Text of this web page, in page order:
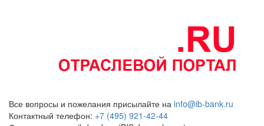
Все вопросы и пожелания присылайте на info@ib-bank.ru
Контактный телефон: +7 (495) 921-42-44